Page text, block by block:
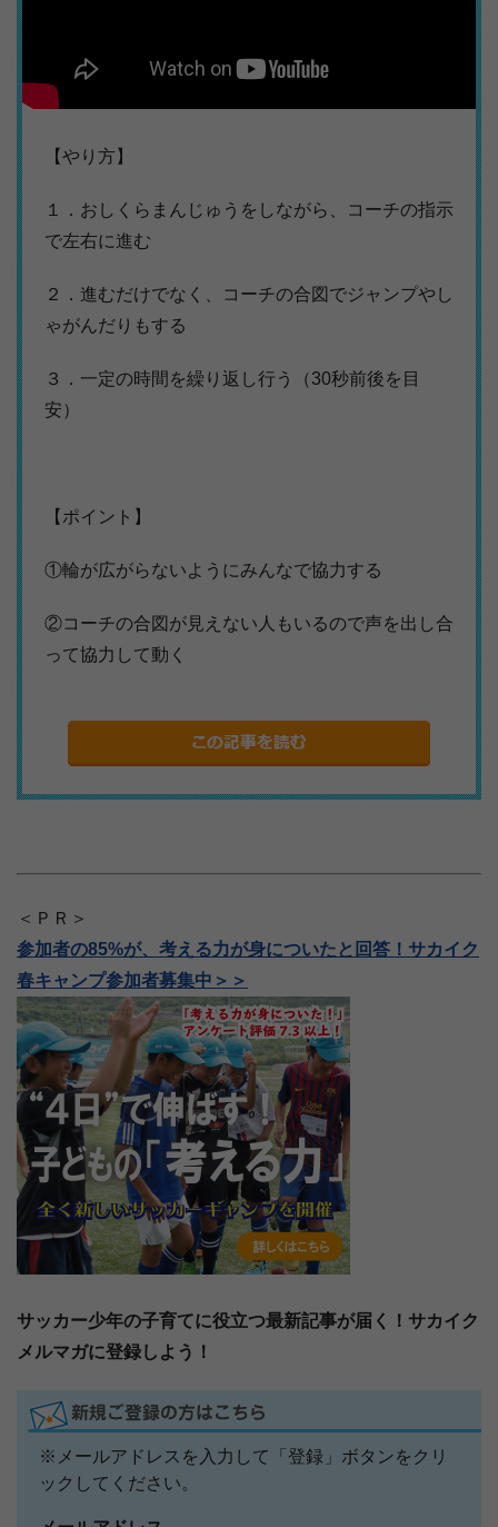
【やり方】
１．おしくらまんじゅうをしながら、コーチの指示
で左右に進む
２．進むだけでなく、コーチの合図でジャンプやし
ゃがんだりもする
３．一定の時間を繰り返し行う（30秒前後を目
安）
【ポイント】
①輪が広がらないようにみんなで協力する
②コーチの合図が見えない人もいるので声を出し合
って協力して動く
＜ＰＲ＞
参加者の85%が、考える力が身についたと回答！サカイク
春キャンプ参加者募集中＞＞
サッカー少年の子育てに役立つ最新記事が届く！サカイク
メルマガに登録しよう！
※メールアドレスを入力して「登録」ボタンをクリ
ックしてください。